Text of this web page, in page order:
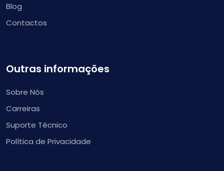
Blog
Contactos
Outras informações
Sobre Nós
Carreiras
Suporte Técnico
Política de Privacidade